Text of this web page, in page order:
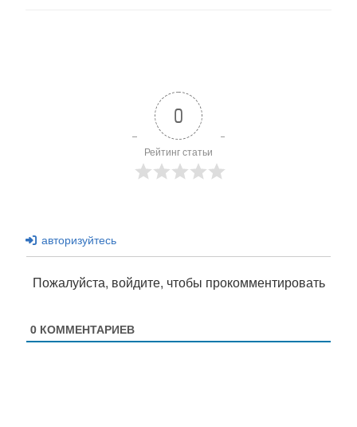
0
Рейтинг статьи
авторизуйтесь
Пожалуйста, войдите, чтобы прокомментировать
0 КОММЕНТАРИЕВ